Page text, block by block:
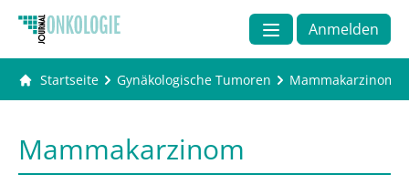
Anmelden
Startseite Gynäkologische Tumoren Mammakarzinom
Mammakarzinom